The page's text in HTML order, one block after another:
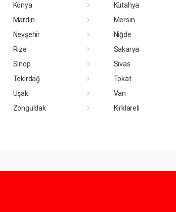
Konya
Kütahya
Mardin
Mersin
Nevşehir
Niğde
Rize
Sakarya
Sinop
Sivas
Tekirdağ
Tokat
Uşak
Van
Zonguldak
Kırklareli